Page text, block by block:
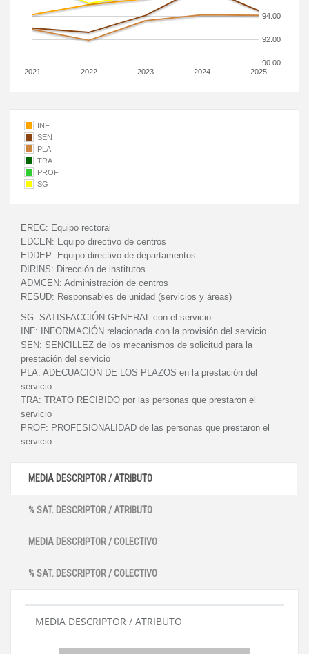
2021 2022 2023 2024 2025
90.00
92.00
94.00
INF
SEN
PLA
TRA
PROF
SG
EREC: Equipo rectoral
EDCEN: Equipo directivo de centros
EDDEP: Equipo directivo de departamentos
DIRINS: Dirección de institutos
ADMCEN: Administración de centros
RESUD: Responsables de unidad (servicios y áreas)
SG: SATISFACCIÓN GENERAL con el servicio
INF:
INFORMACIÓN relacionada con la provisión del servicio
SEN: SENCILLEZ de los mecanismos de solicitud para la
prestación del servicio
PLA: ADECUACIÓN DE LOS PLAZOS en la prestación del
servicio
TRA: TRATO RECIBIDO por las personas que prestaron el
servicio
PROF: PROFESIONALIDAD de las personas que prestaron el
servicio
MEDIA DESCRIPTOR / ATRIBUTO
% SAT. DESCRIPTOR / ATRIBUTO
MEDIA DESCRIPTOR / COLECTIVO
% SAT. DESCRIPTOR / COLECTIVO
MEDIA DESCRIPTOR / ATRIBUTO